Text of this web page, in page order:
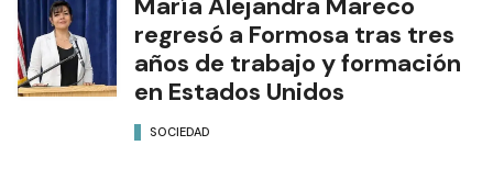
regresó a Formosa tras tres
años de trabajo y formación
en Estados Unidos
SOCIEDAD